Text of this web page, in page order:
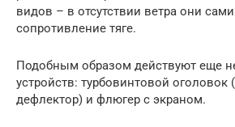
видов – в отсутствии ветра они
сопротивление тяге.
Подобным образом действуют еще
устройств: турбовинтовой
дефлектор) и флюгер с экраном.